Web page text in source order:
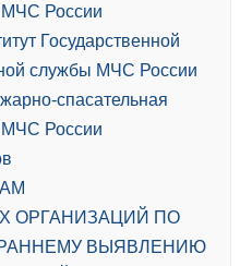
России
Государственной
службы МЧС России
спасательная
России
ОРГАНИЗАЦИЙ ПО
ВЫЯВЛЕНИЮ